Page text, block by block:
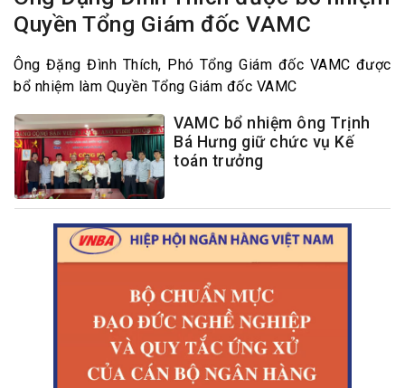
Quyền Tổng Giám đốc VAMC
Ông Đặng Đình Thích, Phó Tổng Giám đốc VAMC được
bổ nhiệm làm Quyền Tổng Giám đốc VAMC
VAMC bổ nhiệm ông Trịnh
Bá Hưng giữ chức vụ Kế
toán trưởng